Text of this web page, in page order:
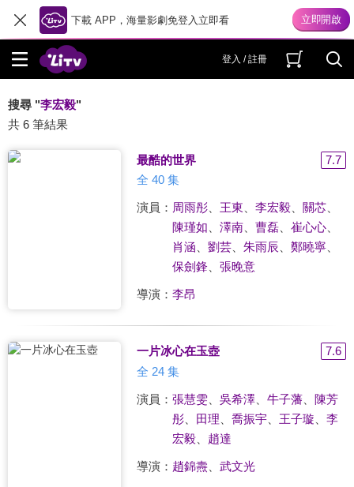
下載 APP，海量影劇免登入立即看
登入 / 註冊
搜尋 "李宏毅"
共 6 筆結果
最酷的世界
7.7
全 40 集
演員： 周雨彤、 王東 李宏毅、 關芯、
陳瑾如
澤南、 曹磊、 崔心心、
肖涵
劉芸、 朱雨辰 鄭曉寧、
保劍鋒
張晚意
導演： 李昂
一片冰心在玉壺
7.6
全 24 集
演員： 張慧雯、 吳希澤、 牛子藩、 陳芳
彤、 田理 喬振宇、 王子璇
李
宏毅、 趙達 ​​​​
導演： 趙錦燾、 武文光